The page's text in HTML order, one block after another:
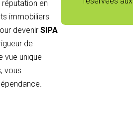
en
immobiliers
devenir SIPA
de
vue unique
vous